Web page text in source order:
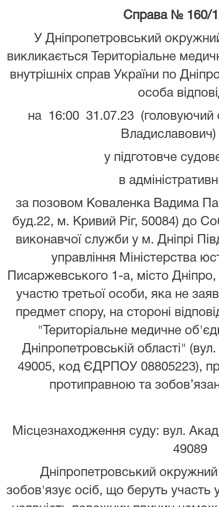
Справа № 160/
У Дніпропетровський
викликається Територіальне
внутрішніх справ України по
особа
на 16:00 31.07.23 (головуючий
у підготовче
в
за позовом Коваленка Вадима
буд.22, м. Кривий Ріг, 50084) до
виконавчої служби у м. Дніпрі
управління Міністерства
Писаржевського 1-а, місто
участю третьої особи, яка не
предмет спору, на стороні
"Територіальне медичне
Дніпропетровській області"
49005, код ЄДРПОУ 08805223),
протиправною та
Місцезнаходження суду: вул.
49089
Дніпропетровський окружний
зобов'язує осіб, що беруть участь